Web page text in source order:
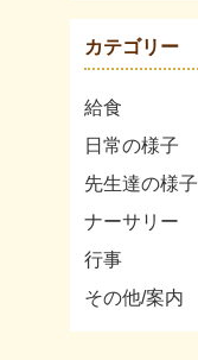
カテゴリー
給食
日常の様子
先生達の様子
ナーサリー
行事
その他/案内